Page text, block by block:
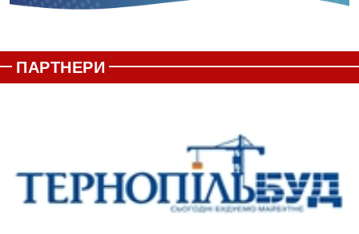
ПАРТНЕРИ